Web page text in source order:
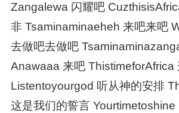
Zangalewa 闪耀吧
非 Tsaminaminaeheh 来吧来吧
去做吧去做吧
Anawaaa 来吧 ThistimeforAfrica
Listentoyourgod 听从神的安排
这是我们的誓言 Yourtimetoshine